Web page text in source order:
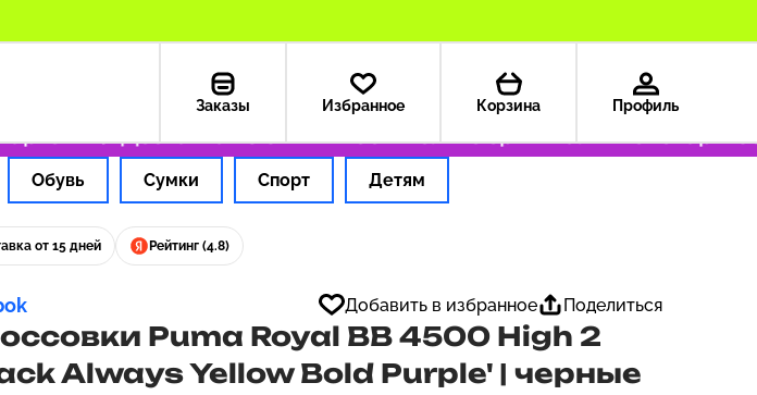
Заказы Избранное Корзина Профиль
РФ Доставка из США — 199 ₽ Только оригинальные товары
Обувь Сумки Спорт Детям
от 15 дней Рейтинг (4.8)
Добавить в избранное Поделиться
Puma Royal BB 4500 High 2
Always Yellow Bold Purple' | черные